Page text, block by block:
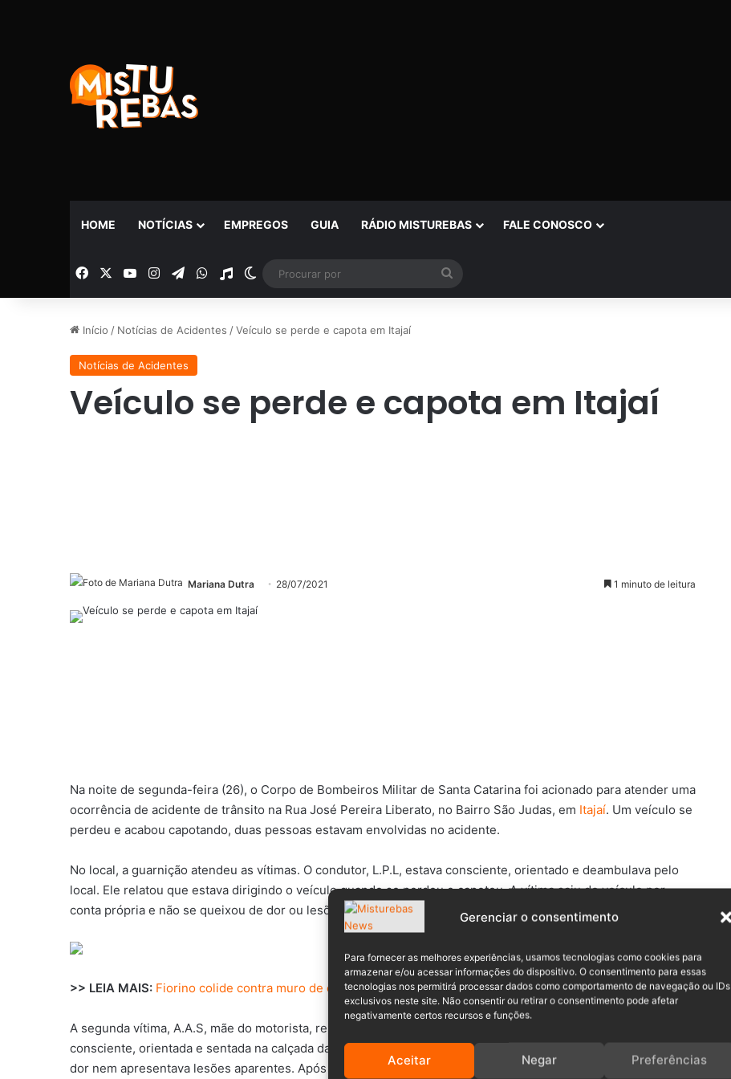
Gerenciar o consentimento
Para fornecer as melhores experiências, usamos tecnologias como cookies para
armazenar e/ou acessar informações do dispositivo. O consentimento para essas
tecnologias nos permitirá processar dados como comportamento de navegação ou IDs
exclusivos neste site. Não consentir ou retirar o consentimento pode afetar
negativamente certos recursos e funções.
Aceitar Negar Preferências
HOME NOTÍCIAS EMPREGOS GUIA RÁDIO MISTUREBAS FALE CONOSCO
Facebook YouTubeInstagramTelegramWhatsApp
Rádio Switch skin
por
Início / Notícias de Acidentes /Veículo se perde e capota em Itajaí
Notícias de Acidentes
Veículo se perde e capota em Itajaí
Mariana Dutra 28/07/2021 1 minuto de leitura
Na noite de segunda-feira (26), o Corpo de Bombeiros Militar de Santa Catarina foi acionado para atender uma
ocorrência de acidente de trânsito na Rua José Pereira Liberato, no Bairro São Judas, em Itajaí. Um veículo se
perdeu e acabou capotando, duas pessoas estavam envolvidas no acidente.
No local, a guarnição atendeu as vítimas. O condutor, L.P.L, estava consciente, orientado e deambulava pelo
local. Ele relatou que estava dirigindo o veículo quando se perdeu e capotou. A vítima saiu do veículo por
conta própria e não se queixou de dor ou lesões aparentes.
>> LEIA MAIS: Fiorino colide contra muro de casa em Gaspar
A segunda vítima, A.A.S, mãe do motorista, relatou que estava no banco dianteiro do carro. Ela estava
consciente, orientada e sentada na calçada da via pública. Ela saiu sozinha do veículo e, também não sentia
dor nem apresentava lesões aparentes. Após os bombeiros analisarem e protocolarem as vítimas, que